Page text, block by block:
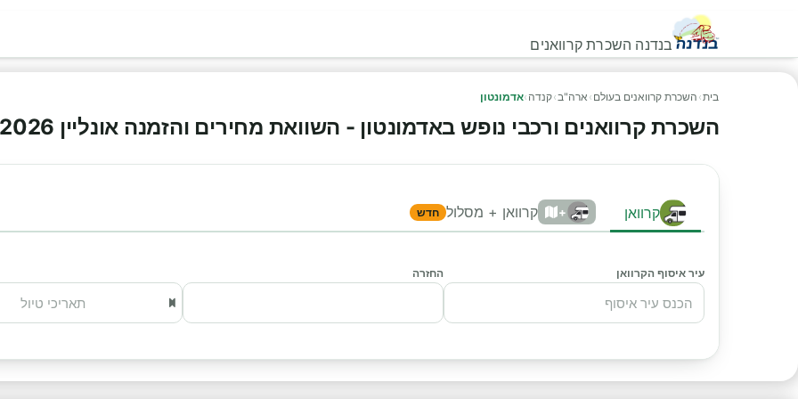
בנדנה השכרת קרוואנים
בית› השכרת קרוואנים בעולם › ארה"ב›קנדה ›אדמונטון
השכרת קרוואנים ורכבי נופש באדמונטון - השוואת מחירים והזמנה אונליין 2026
קרוואן + קרוואן + מסלול חדש
עיר איסוף הקרוואן החזרה